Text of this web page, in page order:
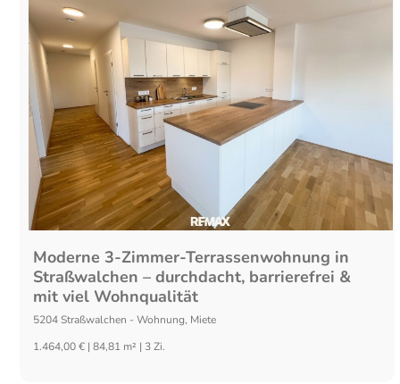
Moderne 3-Zimmer-Terrassenwohnung in
Straßwalchen – durchdacht, barrierefrei &
mit viel Wohnqualität
5204 Straßwalchen -Wohnung, Miete
1.464,00 € | 84,81 m² | 3 Zi.